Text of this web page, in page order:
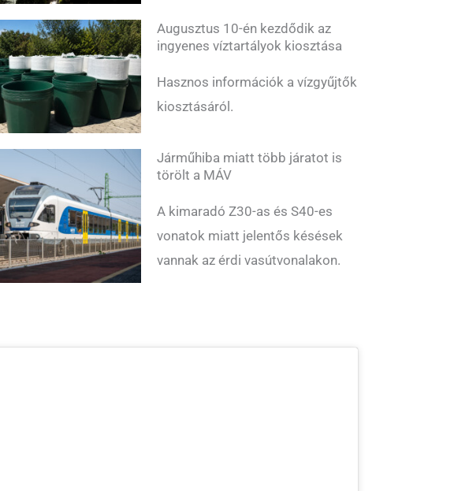
Augusztus 10-én kezdődik az
ingyenes víztartályok kiosztása
Hasznos információk a vízgyűjtők
kiosztásáról.
Járműhiba miatt több járatot is
törölt a MÁV
A kimaradó Z30-as és S40-es
vonatok miatt jelentős késések
vannak az érdi vasútvonalakon.